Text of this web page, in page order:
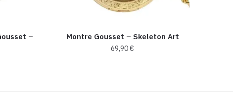
–
Montre Gousset – Skeleton Art
69,90€